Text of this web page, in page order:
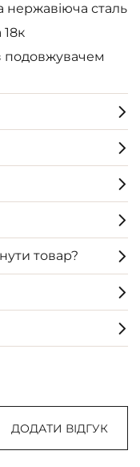
нержавіюча сталь
подовжувачем
товар?
ДОДАТИ ВІДГУК